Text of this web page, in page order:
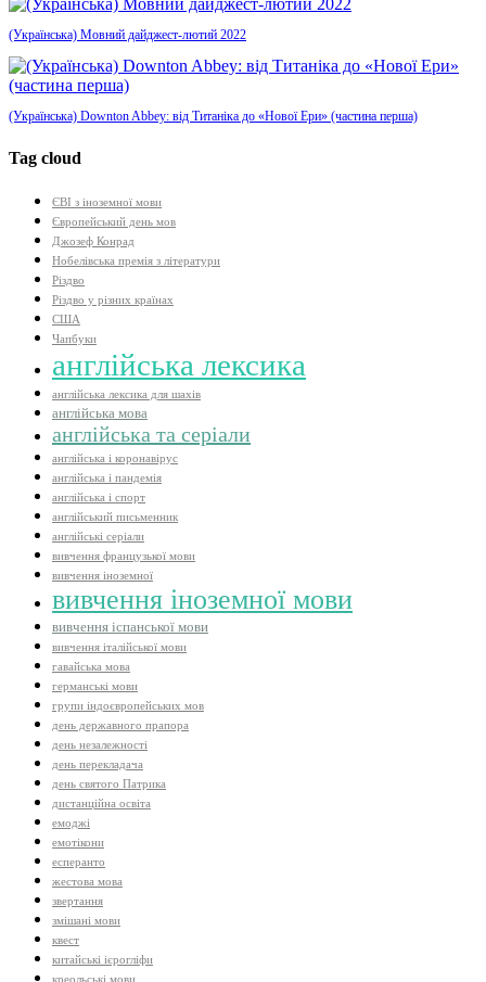
(Українська) Мовний дайджест-лютий 2022
(Українська) Downton Abbey: від Титаніка до «Нової Ери» (частина перша)
Tag cloud
ЄВІ з іноземної мови
Європейський день мов
Джозеф Конрад
Нобелівська премія з літератури
Різдво
Різдво у різних країнах
США
Чапбуки
англійська лексика
англійська лексика для шахів
англійська мова
англійська та серіали
англійська і коронавірус
англійська і пандемія
англійська і спорт
англійський письменник
англійські серіали
вивчення французької мови
вивчення іноземної
вивчення іноземної мови
вивчення іспанської мови
вивчення італійської мови
гавайська мова
германські мови
групи індоєвропейських мов
день державного прапора
день незалежності
день перекладача
день святого Патрика
дистанційна освіта
емоджі
емотікони
есперанто
жестова мова
звертання
змішані мови
квест
китайські ієрогліфи
креольські мови